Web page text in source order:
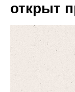
открыт